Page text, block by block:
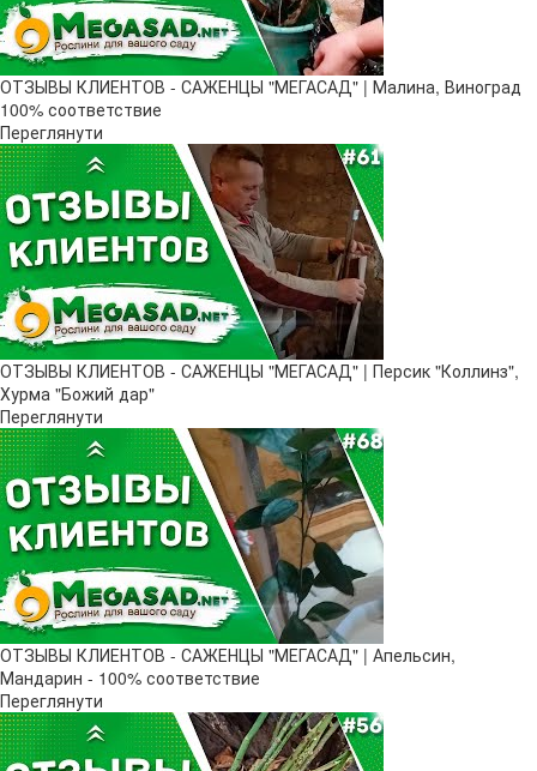
ОТЗЫВЫ КЛИЕНТОВ - САЖЕНЦЫ "МЕГАСАД" | Малина, Виноград
100% соответствие
Переглянути
ОТЗЫВЫ КЛИЕНТОВ - САЖЕНЦЫ "МЕГАСАД" | Персик "Коллинз",
Хурма "Божий дар"
Переглянути
ОТЗЫВЫ КЛИЕНТОВ - САЖЕНЦЫ "МЕГАСАД" | Апельсин,
Мандарин - 100% соответствие
Переглянути